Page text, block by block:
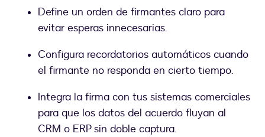
Define un orden de firmantes claro para
evitar esperas innecesarias.
Configura recordatorios automáticos cuando
el firmante no responda en cierto tiempo.
Integra la firma con tus sistemas comerciales
para que los datos del acuerdo fluyan al
CRM o ERP sin doble captura.